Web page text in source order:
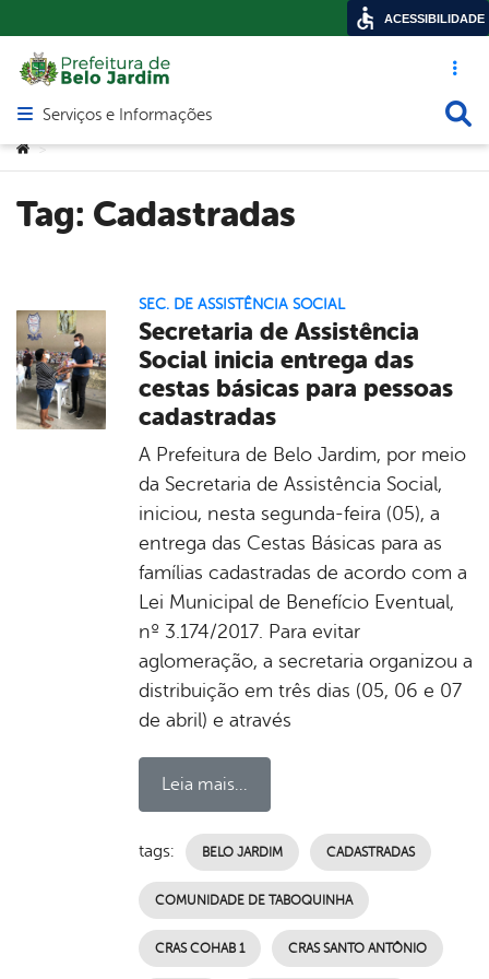
Acesso
Abrir menu principal de navegação
Serviços e Informações
Você está aqui:
>
Tag: Cadastradas
SEC. DE ASSISTÊNCIA SOCIAL
Secretaria de Assistência
Social inicia entrega das
cestas básicas para pessoas
cadastradas
A Prefeitura de Belo Jardim, por meio
da Secretaria de Assistência Social,
iniciou, nesta segunda-feira (05), a
entrega das Cestas Básicas para as
famílias cadastradas de acordo com a
Lei Municipal de Benefício Eventual,
nº 3.174/2017. Para evitar
aglomeração, a secretaria organizou a
distribuição em três dias (05, 06 e 07
de abril) e através
Leia mais...
tags: BELO JARDIM CADASTRADAS
COMUNIDADE DE TABOQUINHA
CRAS COHAB 1 CRAS SANTO ANTÔNIO
ACESSIBILIDADE